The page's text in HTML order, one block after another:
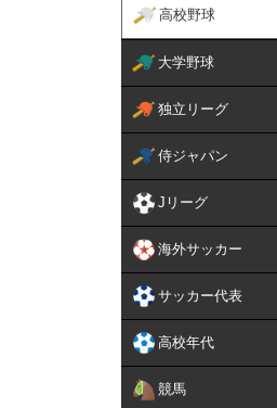
高校野球
大学野球
独立リーグ
侍ジャパン
Jリーグ
海外サッカー
サッカー代表
高校年代
競馬